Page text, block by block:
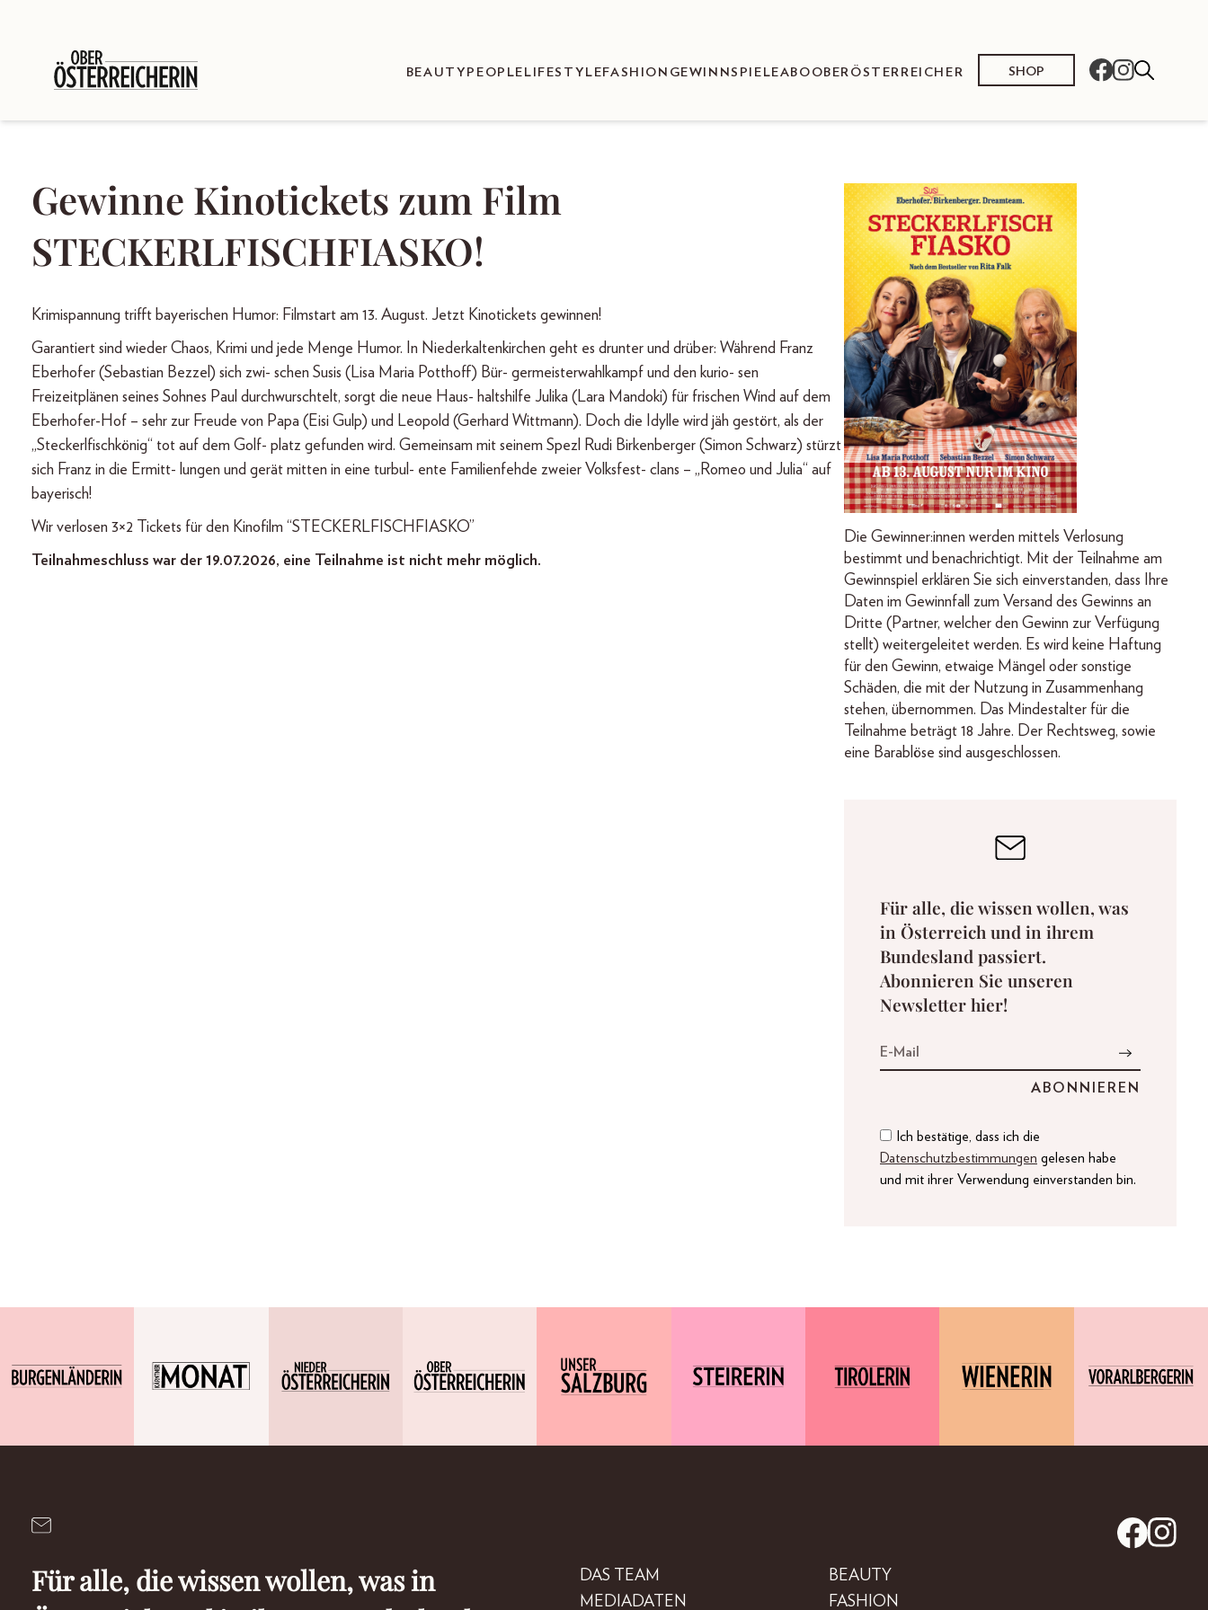
BEAUTY PEOPLE LIFESTYLEFASHION GEWINNSPIELEABO OBERÖSTERREICHER SHOP
Gewinne Kinotickets zum Film
STECKERLFISCHFIASKO!
Krimispannung trifft bayerischen Humor: Filmstart am 13. August. Jetzt Kinotickets gewinnen!
Garantiert sind wieder Chaos, Krimi und jede Menge Humor. In Niederkaltenkirchen geht es drunter und drüber: Während Franz
Eberhofer (Sebastian Bezzel) sich zwi- schen Susis (Lisa Maria Potthoff) Bür- germeisterwahlkampf und den kurio- sen
Freizeitplänen seines Sohnes Paul durchwurschtelt, sorgt die neue Haus- haltshilfe Julika (Lara Mandoki) für frischen Wind auf dem
Eberhofer-Hof – sehr zur Freude von Papa (Eisi Gulp) und Leopold (Gerhard Wittmann). Doch die Idylle wird jäh gestört, als der
„Steckerlfischkönig“ tot auf dem Golf- platz gefunden wird. Gemeinsam mit seinem Spezl Rudi Birkenberger (Simon Schwarz) stürzt
sich Franz in die Ermitt- lungen und gerät mitten in eine turbul- ente Familienfehde zweier Volksfest- clans – „Romeo und Julia“ auf
bayerisch!
Wir verlosen 3×2 Tickets für den Kinofilm “STECKERLFISCHFIASKO”
Teilnahmeschluss war der 19.07.2026, eine Teilnahme ist nicht mehr möglich.
Die Gewinner:innen werden mittels Verlosung
bestimmt und benachrichtigt. Mit der Teilnahme am
Gewinnspiel erklären Sie sich einverstanden, dass Ihre
Daten im Gewinnfall zum Versand des Gewinns an
Dritte (Partner, welcher den Gewinn zur Verfügung
stellt) weitergeleitet werden. Es wird keine Haftung
für den Gewinn, etwaige Mängel oder sonstige
Schäden, die mit der Nutzung in Zusammenhang
stehen, übernommen. Das Mindestalter für die
Teilnahme beträgt 18 Jahre. Der Rechtsweg, sowie
eine Barablöse sind ausgeschlossen.
Für alle, die wissen wollen, was
in Österreich und in ihrem
Bundesland passiert.
Abonnieren Sie unseren
Newsletter hier!
Ich bestätige, dass ich die
Datenschutzbestimmungen gelesen habe
und mit ihrer Verwendung einverstanden bin.
Für alle, die wissen wollen, was in
DAS TEAM
MEDIADATEN
BEAUTY
FASHION